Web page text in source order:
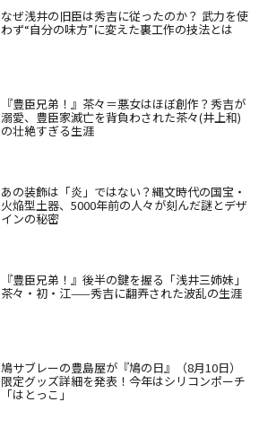
なぜ浅井の旧臣は秀吉に従ったのか？ 武力を使
わず“自分の味方”に変えた裏工作の技法とは
『豊臣兄弟！』茶々＝悪女はほぼ創作？秀吉が
溺愛、豊臣家滅亡を背負わされた茶々(井上和)
の壮絶すぎる生涯
あの装飾は「炎」ではない？縄文時代の国宝・
火焔型土器、5000年前の人々が刻んだ謎とデザ
インの秘密
『豊臣兄弟！』後半の鍵を握る「浅井三姉妹」
茶々・初・江——秀吉に翻弄された波乱の生涯
鳩サブレーの豊島屋が『鳩の日』（8月10日）
限定グッズ詳細を発表！今年はシリコンポーチ
「はとっこ」